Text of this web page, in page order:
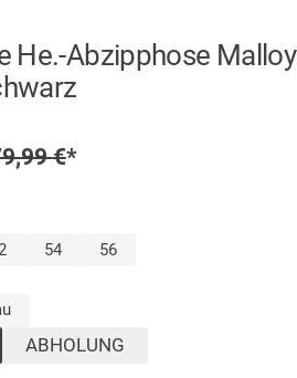
He.-Abzipphose Malloy
Preis
€*
54
56
ABHOLUNG